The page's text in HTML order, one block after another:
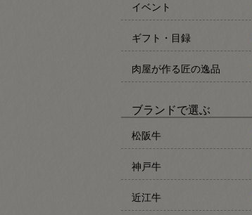
イベント
ギフト・目録
肉屋が作る匠の逸品
ブランドで選ぶ
松阪牛
神戸牛
近江牛